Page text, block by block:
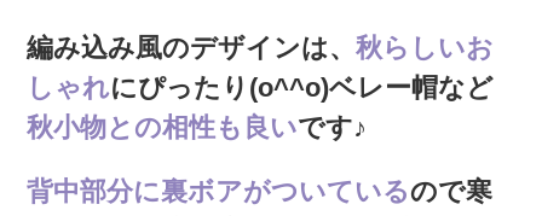
編み込み風のデザインは、 秋らしいお
しゃれにぴったり(o^^o)ベレー帽など
秋小物との相性も良いです♪
背中部分に裏ボアがついているので寒